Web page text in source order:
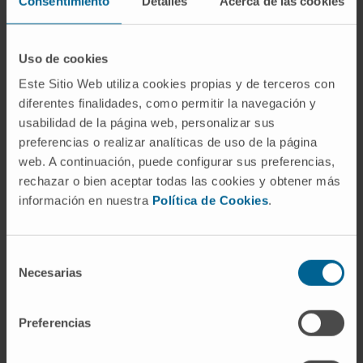
Uso de cookies
Este Sitio Web utiliza cookies propias y de terceros con
diferentes finalidades, como permitir la navegación y
usabilidad de la página web, personalizar sus
preferencias o realizar analíticas de uso de la página
web. A continuación, puede configurar sus preferencias,
rechazar o bien aceptar todas las cookies y obtener más
información en nuestra Política de Cookies.
Necesarias
Preferencias
Leed y estudiad. Leed y estudiad. Leed y estudiad.
ciencia sin fin. El cuerpo humano es complejo:
muchas veces incomprensible, tantas otras
impredecible; en ocasiones engañoso y, sin duda,
nunca sencillo.
El deber del médico es conocer la patología con la
no caer en errores. La iatrogenia forma parte del
acto médico; la negligencia no, y debe evitarse a
toda costa.
Trabajad en equipo. Unirse siempre suma, incluso